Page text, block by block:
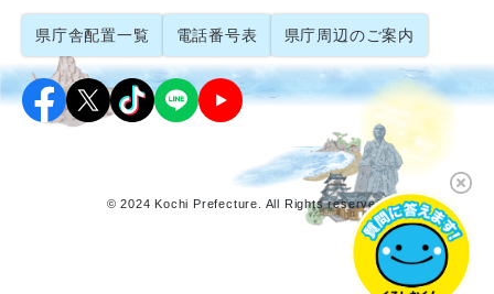
県庁舎配置一覧 電話番号表 県庁周辺のご案内
© 2024 Kochi Prefecture. All Rights reserved.